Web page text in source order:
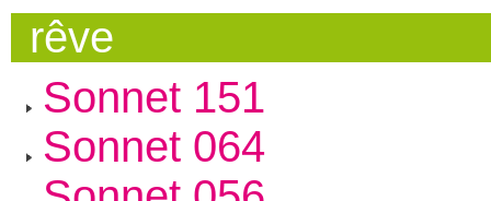
rêve
Sonnet 151
Sonnet 064